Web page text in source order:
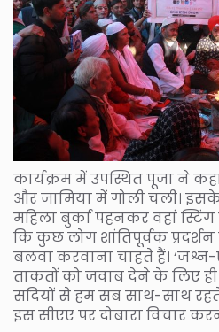
कार्यक्रम में उपस्थित पूजा ने
और जामिया में गोली चली।
महिला बुर्का पहनकर वहां
कि कुछ लोग शांतिपूर्वक
बलवा करवाना चाहते हैं।
ताकतों को जवाब देने के लिए
सदियों से हम सब साथ-साथ
इस सीएए पर दोबारा विचार